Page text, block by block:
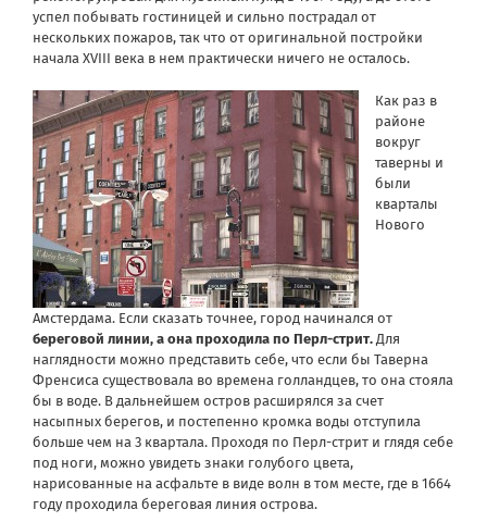
успел побывать гостиницей и сильно пострадал от
нескольких пожаров, так что от оригинальной постройки
начала XVIII века в нем практически ничего не осталось.
Как раз в
районе
вокруг
таверны и
были
кварталы
Нового
Амстердама. Если сказать точнее, город начинался от
береговой линии, а она проходила по Перл-стрит. Для
наглядности можно представить себе, что если бы Таверна
Френсиса существовала во времена голландцев, то она стояла
бы в воде. В дальнейшем остров расширялся за счет
насыпных берегов, и постепенно кромка воды отступила
больше чем на 3 квартала. Проходя по Перл-стрит и глядя себе
под ноги, можно увидеть знаки голубого цвета,
нарисованные на асфальте в виде волн в том месте, где в 1664
году проходила береговая линия острова.